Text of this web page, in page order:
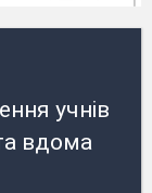
учнів
вдома